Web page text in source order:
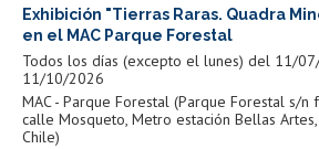
Exhibición "Tierras Raras. Quadra
en el MAC Parque Forestal
Todos los días (excepto el lunes) del 11/
11/10/2026
MAC - Parque Forestal (Parque Forestal s/n
calle Mosqueto, Metro estación Bellas Artes,
Chile)